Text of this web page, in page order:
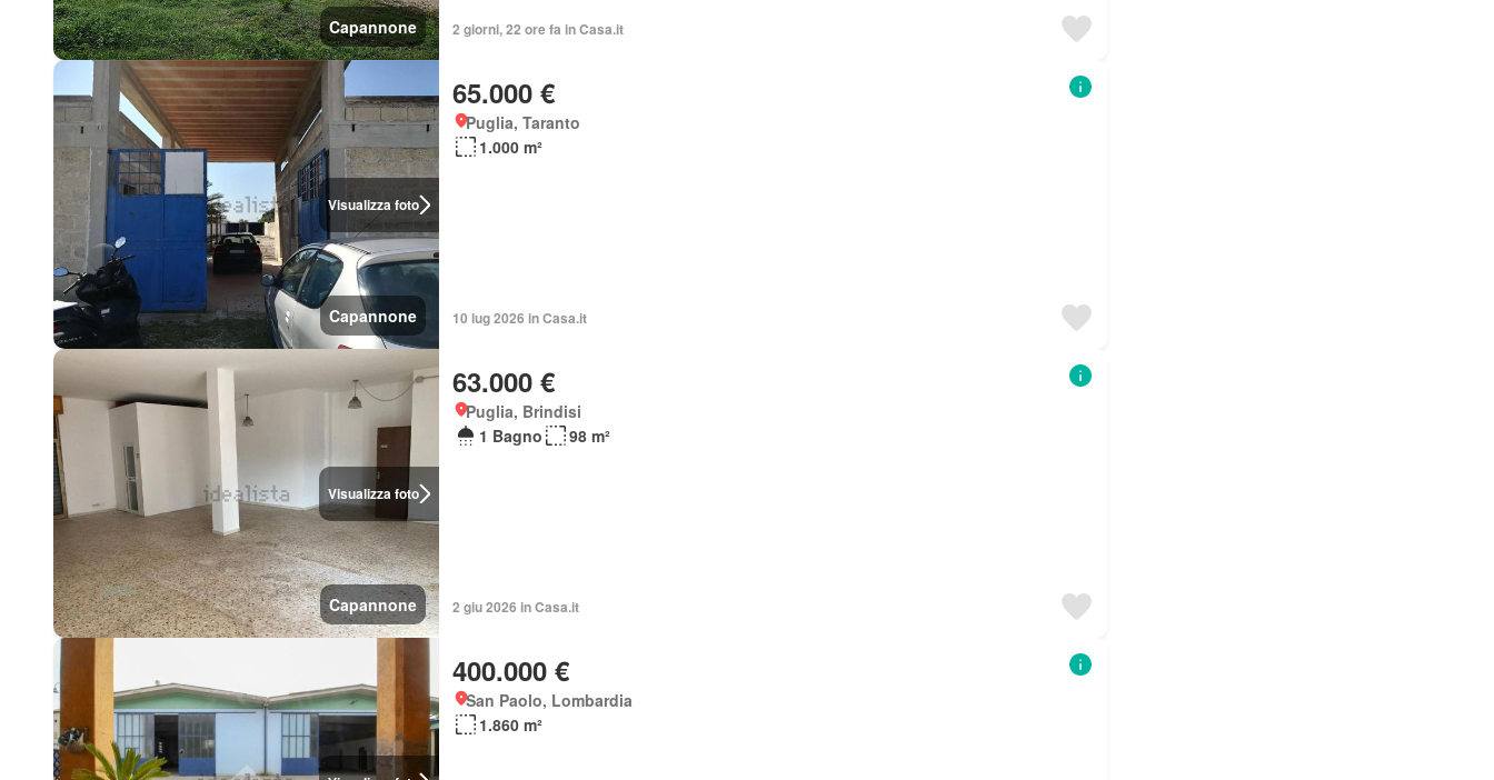
Capannone 2 giorni, 22 ore fa in Casa.it
Visualizza foto
Capannone
65.000 €
Puglia, Taranto
1.000 m²
10 lug 2026 in Casa.it
Visualizza foto
Capannone
63.000 €
Puglia, Brindisi
1 Bagno
98 m²
2 giu 2026 in Casa.it
400.000 €
San Paolo, Lombardia
1.860 m²